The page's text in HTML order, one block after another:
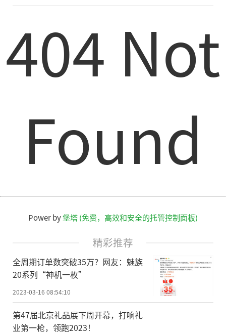
404 Not
Found
Power by堡塔 (免费，高效和安全的托管控制面板)
精彩推荐
全周期订单数突破35万？网友：魅族
20系列“神机一枚”
2023-03-16 08:54:10
第47届北京礼品展下周开幕，打响礼
业第一枪，领跑2023！